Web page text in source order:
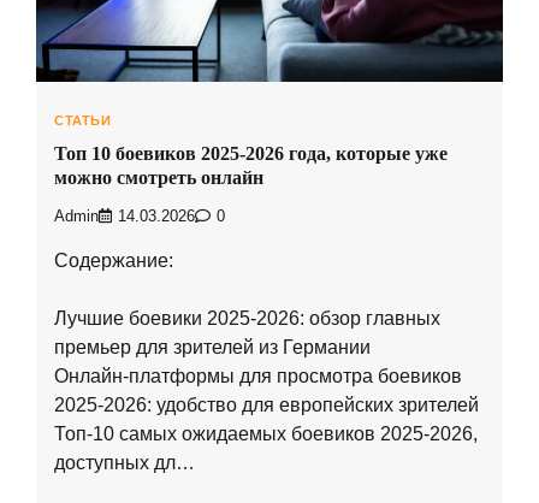
СТАТЬИ
Топ 10 боевиков 2025-2026 года, которые уже
можно смотреть онлайн
Admin 14.03.2026 0
Содержание:
Лучшие боевики 2025-2026: обзор главных
премьер для зрителей из Германии
Онлайн-платформы для просмотра боевиков
2025-2026: удобство для европейских зрителей
Топ-10 самых ожидаемых боевиков 2025-2026,
доступных дл…